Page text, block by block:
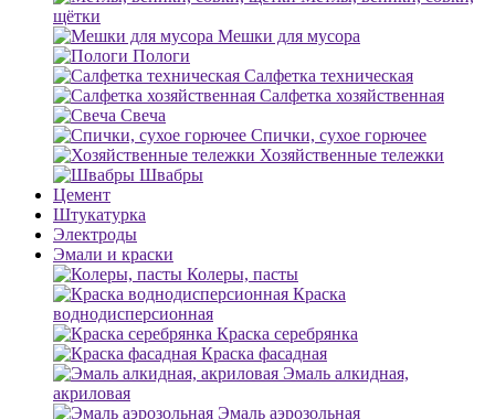
щётки
Мешки для мусора
Пологи
Салфетка техническая
Салфетка хозяйственная
Свеча
Спички, сухое горючее
Хозяйственные тележки
Швабры
Цемент
Штукатурка
Электроды
Эмали и краски
Колеры, пасты
Краска
воднодисперсионная
Краска серебрянка
Краска фасадная
Эмаль алкидная,
акриловая
Эмаль аэрозольная